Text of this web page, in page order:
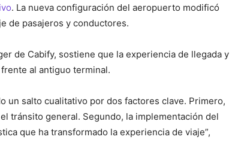
. La nueva configuración del aeropuerto modificó
de pasajeros y conductores.
de Cabify, sostiene que la experiencia de llegada y
al antiguo terminal.
un salto cualitativo por dos factores clave. Primero,
tránsito general. Segundo, la implementación del
que ha transformado la experiencia de viaje”,